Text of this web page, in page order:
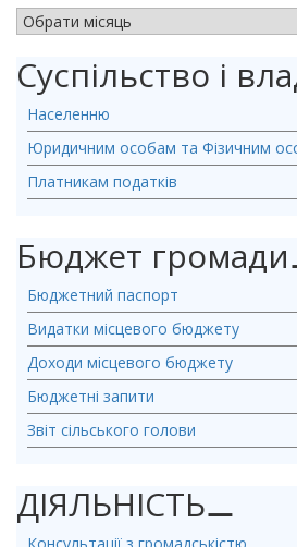
Суспільство і
Населенню
Юридичним особам та Фізичним
Платникам податків
Бюджет громади
Бюджетний паспорт
Видатки місцевого бюджету
Доходи місцевого бюджету
Бюджетні запити
Звіт сільського голови
ДІЯЛЬНІСТЬ⚊